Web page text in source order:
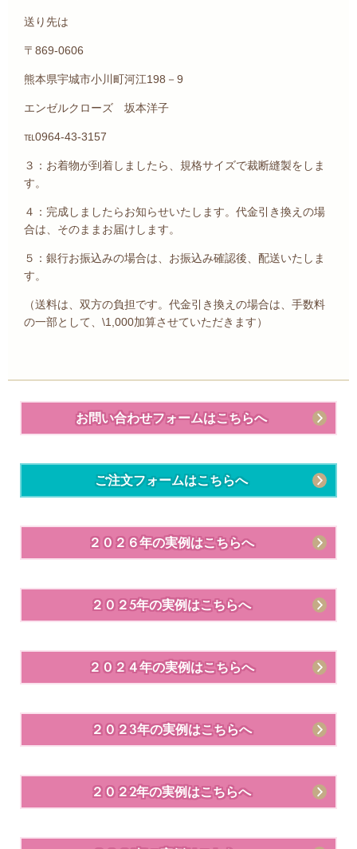
送り先は
〒869-0606
熊本県宇城市小川町河江198－9
エンゼルクローズ 坂本洋子
℡0964-43-3157
３：お着物が到着しましたら、規格サイズで裁断縫製をしま
す。
４：完成しましたらお知らせいたします。代金引き換えの場
合は、そのままお届けします。
５：銀行お振込みの場合は、お振込み確認後、配送いたしま
す。
（送料は、双方の負担です。代金引き換えの場合は、手数料
の一部として、\1,000加算させていただきます）
お問い合わせフォームはこちらへ
ご注文フォームはこちらへ
２０２６年の実例はこちらへ
２０２5年の実例はこちらへ
２０２４年の実例はこちらへ
２０２3年の実例はこちらへ
２０２2年の実例はこちらへ